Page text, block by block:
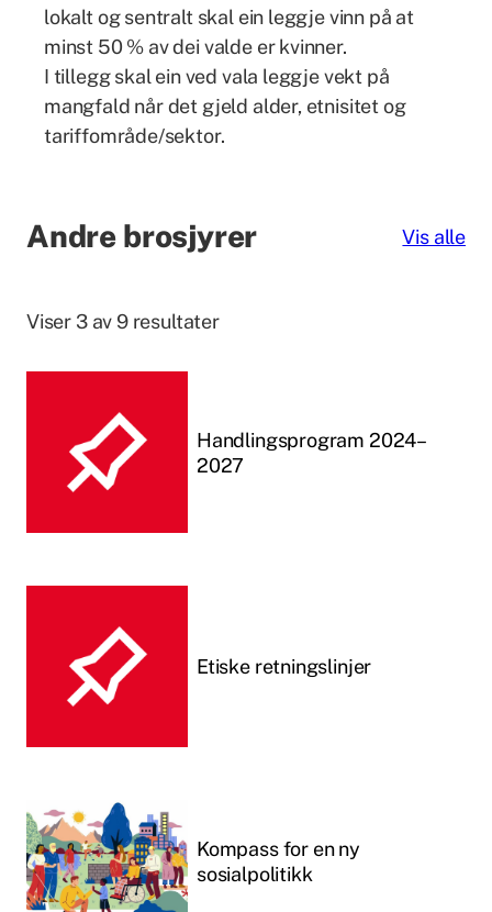
lokalt og sentralt skal ein leggje vinn på at
minst 50 % av dei valde er kvinner.
I tillegg skal ein ved vala leggje vekt på
mangfald når det gjeld alder, etnisitet og
tariffområde/sektor.
Andre brosjyrer Vis alle
Viser 3 av 9 resultater
Handlingsprogram 2024–
2027
Etiske retningslinjer
Kompass for en ny
sosialpolitikk